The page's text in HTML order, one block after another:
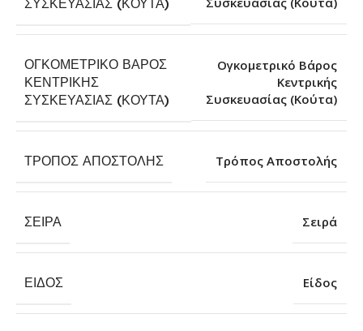
ΣΥΣΚΕΥΑΣΊΑΣ (ΚΟΎΤΑ)
ΟΓΚΟΜΕΤΡΙΚΌ ΒΆΡΟΣ
ΚΕΝΤΡΙΚΉΣ
ΣΥΣΚΕΥΑΣΊΑΣ (ΚΟΎΤΑ)
Ογκομετρικό Βάρος
Κεντρικής
Συσκευασίας (Κούτα)
ΤΡΌΠΟΣ ΑΠΟΣΤΟΛΉΣ Τρόπος Αποστολής
ΣΕΙΡΆ Σειρά
ΕΊΔΟΣ Είδος